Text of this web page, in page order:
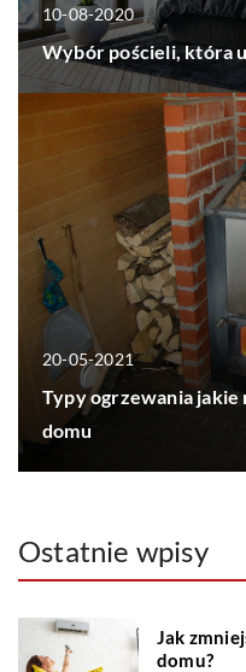
10-08-2020
Wybór pościeli, która
20-05-2021
Typy ogrzewania jakie
domu
Ostatnie wpisy
Jak
domu?